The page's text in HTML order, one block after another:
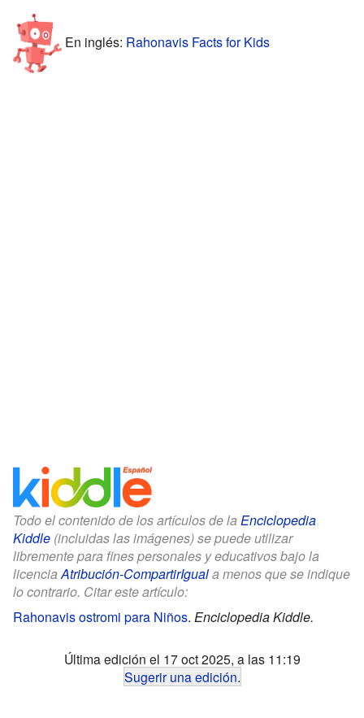
En inglés: Rahonavis Facts for Kids
Todo el contenido de los artículos de la Enciclopedia
Kiddle (incluidas las imágenes) se puede utilizar
libremente para fines personales y educativos bajo la
licencia Atribución-CompartirIguala menos que se indique
lo contrario. Citar este artículo:
Rahonavis ostromi para Niños. Enciclopedia Kiddle.
Última edición el 17 oct 2025, a las 11:19
Sugerir una edición.